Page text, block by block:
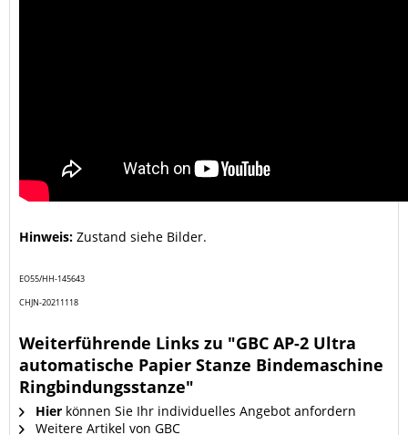
Hinweis: Zustand siehe Bilder.
EO55/HH-145643
CHJN-20211118
Weiterführende Links zu "GBC AP-2 Ultra
automatische Papier Stanze Bindemaschine
Ringbindungsstanze"
Hier können Sie Ihr individuelles Angebot anfordern
Weitere Artikel von GBC